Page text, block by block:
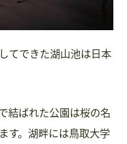
てできた湖山池は日本
結ばれた公園は桜の名
す。湖畔には鳥取大学